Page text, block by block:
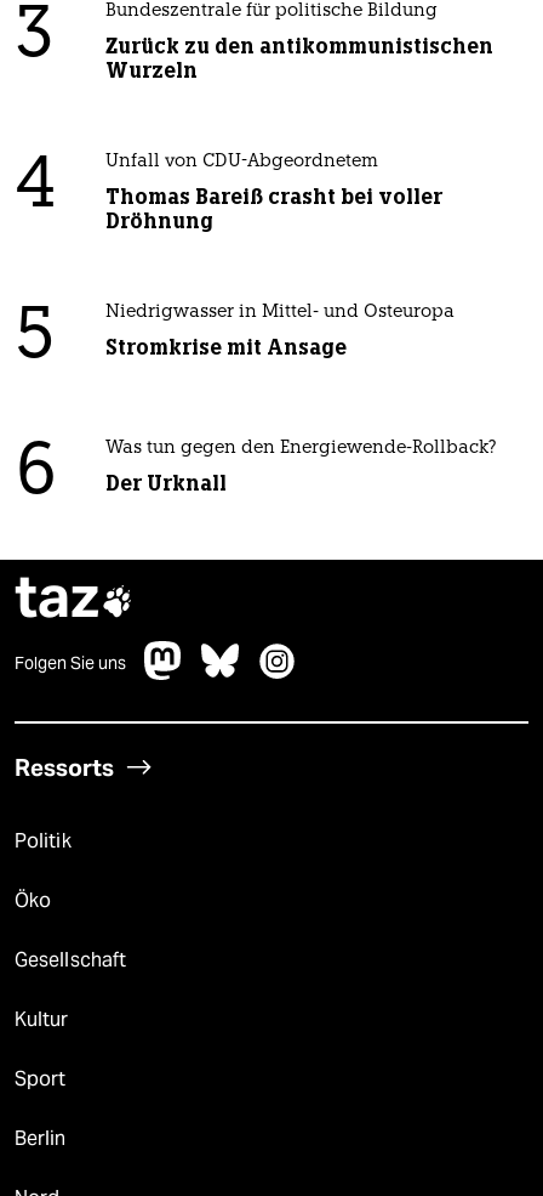
3 Bundeszentrale für politische Bildung
Zurück zu den antikommunistischen
Wurzeln
4 Unfall von CDU-Abgeordnetem
Thomas Bareiß crasht bei voller
Dröhnung
5 Niedrigwasser in Mittel- und Osteuropa
Stromkrise mit Ansage
6 Was tun gegen den Energiewende-Rollback?
Der Urknall
taz
Folgen Sie uns
Ressorts
Politik
Öko
Gesellschaft
Kultur
Sport
Berlin